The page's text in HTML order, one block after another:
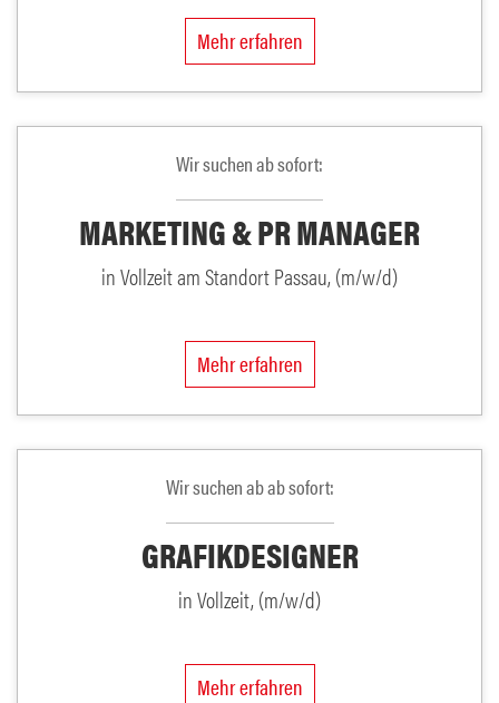
Mehr erfahren
Wir suchen ab sofort:
MARKETING & PR MANAGER
in Vollzeit am Standort Passau, (m/w/d)
Mehr erfahren
Wir suchen ab ab sofort:
GRAFIKDESIGNER
in Vollzeit, (m/w/d)
Mehr erfahren